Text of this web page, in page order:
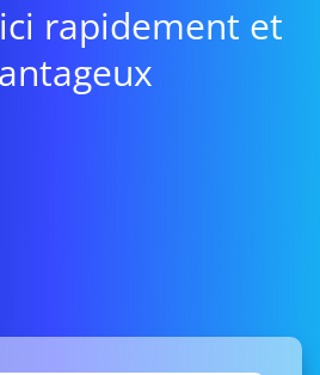
rapidement et